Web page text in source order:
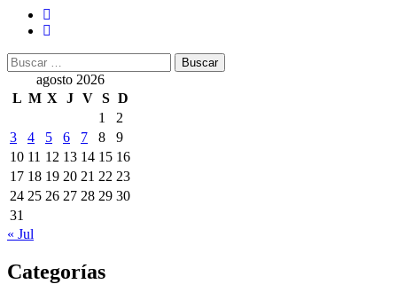
Buscar:
agosto 2026
L M X J V S D
1
2
3
4 5 6 7 8
9
10 11 12 13 14 15 16
17 18 19 20 21 22 23
24 25 26 27 28 29 30
31
« Jul
Categorías